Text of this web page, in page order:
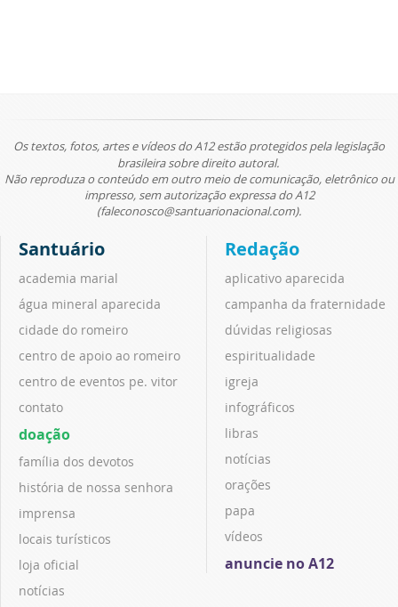
Os textos, fotos, artes e vídeos do A12 estão protegidos pela legislação
brasileira sobre direito autoral.
Não reproduza o conteúdo em outro meio de comunicação, eletrônico ou
impresso, sem autorização expressa do A12
(faleconosco@santuarionacional.com).
Santuário
academia marial
água mineral aparecida
cidade do romeiro
centro de apoio ao romeiro
centro de eventos pe. vitor
contato
doação
família dos devotos
história de nossa senhora
imprensa
locais turísticos
loja oficial
notícias
Redação
aplicativo aparecida
campanha da fraternidade
dúvidas religiosas
espiritualidade
igreja
infográficos
libras
notícias
orações
papa
vídeos
anuncie no A12